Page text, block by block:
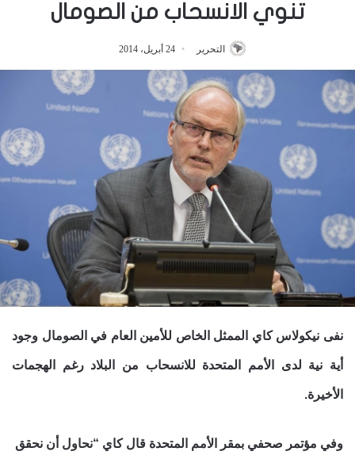
تنوي الانسحاب من الصومال
التحرير 24 أبريل، 2014
نفى نيكولاس كاي الممثل الخاص للأمين العام في الصومال وجود
أية نية لدى الأمم المتحدة للانسحاب من البلاد رغم الهجمات
الأخيرة.
وفي مؤتمر صحفي بمقر الأمم المتحدة قال كاي “نحاول أن نحقق